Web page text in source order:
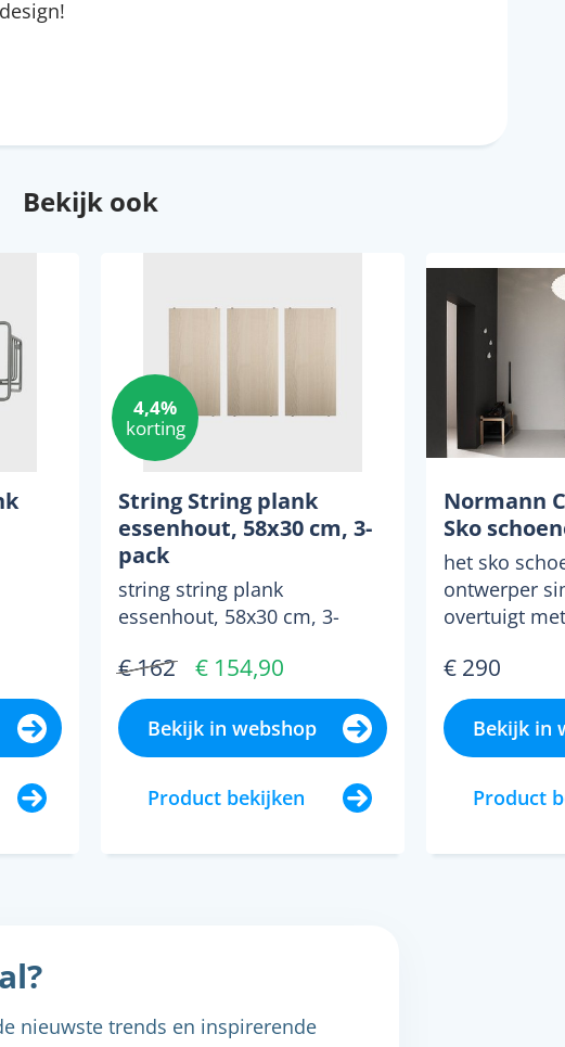
Bekijk ook
4,4%
korting
String String plank
essenhout, 58x30 cm, 3-
pack
string string plank
essenhout, 58x30 cm, 3-
€ 162 € 154,90
Bekijk in webshop
Product bekijken
Normann
Sko
het sko
ontwerper
overtuigt
frame ...
€ 290
Bekijk in
Product
nieuwste trends en inspirerende